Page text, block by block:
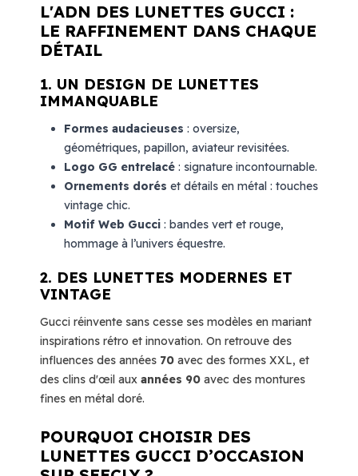
L'ADN DES LUNETTES GUCCI :
LE RAFFINEMENT DANS CHAQUE
DÉTAIL
1. UN DESIGN DE LUNETTES
IMMANQUABLE
Formes audacieuses : oversize,
géométriques, papillon, aviateur revisitées.
Logo GG entrelacé : signature incontournable.
Ornements dorés et détails en métal : touches
vintage chic.
Motif Web Gucci : bandes vert et rouge,
hommage à l’univers équestre.
2. DES LUNETTES MODERNES ET
VINTAGE
Gucci réinvente sans cesse ses modèles en mariant
inspirations rétro et innovation. On retrouve des
influences des années 70 avec des formes XXL, et
des clins d'œil aux années 90 avec des montures
fines en métal doré.
POURQUOI CHOISIR DES
LUNETTES GUCCI D’OCCASION